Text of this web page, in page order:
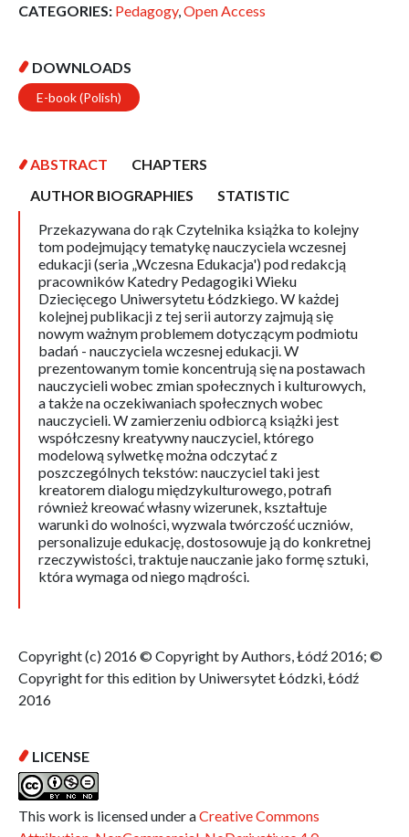
CATEGORIES: Pedagogy, Open Access
DOWNLOADS
E-book (Polish)
ABSTRACT
CHAPTERS
AUTHOR BIOGRAPHIES
STATISTIC
Przekazywana do rąk Czytelnika książka to kolejny
tom podejmujący tematykę nauczyciela wczesnej
edukacji (seria „Wczesna Edukacja') pod redakcją
pracowników Katedry Pedagogiki Wieku
Dziecięcego Uniwersytetu Łódzkiego. W każdej
kolejnej publikacji z tej serii autorzy zajmują się
nowym ważnym problemem dotyczącym podmiotu
badań - nauczyciela wczesnej edukacji. W
prezentowanym tomie koncentrują się na postawach
nauczycieli wobec zmian społecznych i kulturowych,
a także na oczekiwaniach społecznych wobec
nauczycieli. W zamierzeniu odbiorcą książki jest
współczesny kreatywny nauczyciel, którego
modelową sylwetkę można odczytać z
poszczególnych tekstów: nauczyciel taki jest
kreatorem dialogu międzykulturowego, potrafi
również kreować własny wizerunek, kształtuje
warunki do wolności, wyzwala twórczość uczniów,
personalizuje edukację, dostosowuje ją do konkretnej
rzeczywistości, traktuje nauczanie jako formę sztuki,
która wymaga od niego mądrości.
Copyright (c) 2016 © Copyright by Authors, Łódź 2016; ©
Copyright for this edition by Uniwersytet Łódzki, Łódź
2016
LICENSE
This work is licensed under aCreative Commons